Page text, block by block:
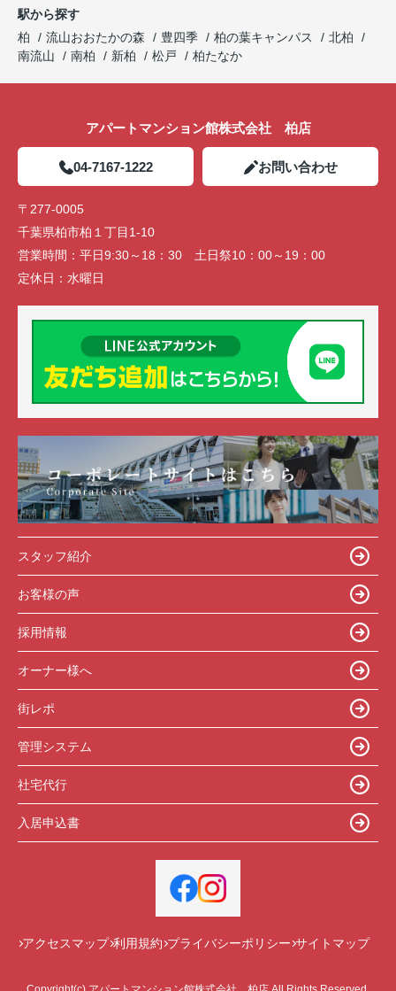
駅から探す
柏
流山おおたかの森 豊四季 柏の葉キャンパス
北柏
南流山
南柏 新柏 松戸 柏たなか
アパートマンション館株式会社 柏店
04-7167-1222 お問い合わせ
〒277-0005
千葉県柏市柏１丁目1-10
営業時間： 平日9:30～18：30 土日祭10：00～19：00
定休日： 水曜日
スタッフ紹介
お客様の声
採用情報
オーナー様へ
街レポ
管理システム
社宅代行
入居申込書
アクセスマップ 利用規約 プライバシーポリシー サイトマップ